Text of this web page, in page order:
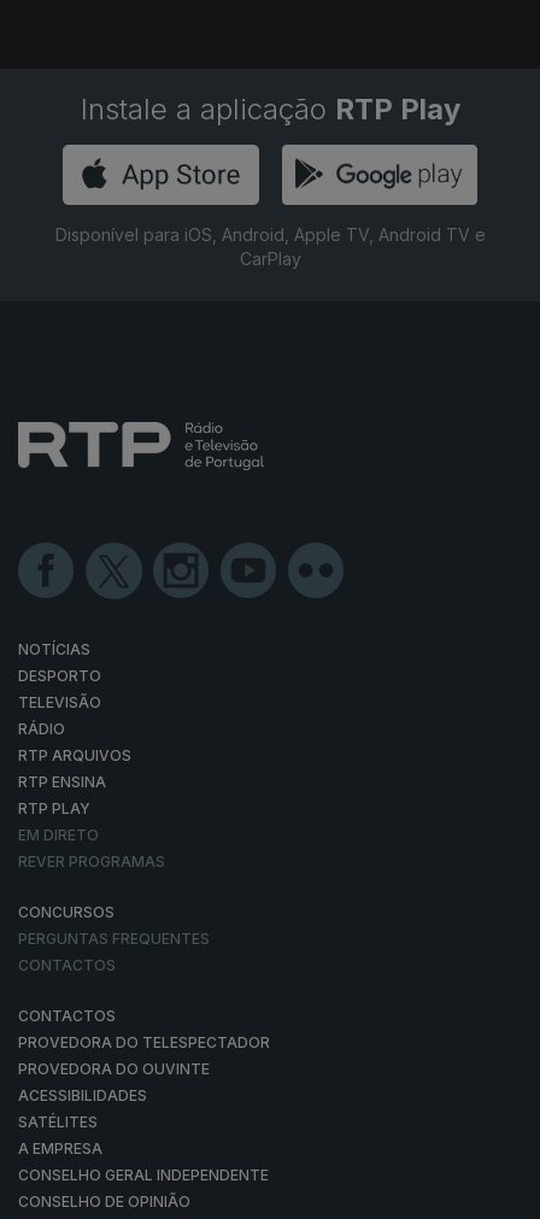
Instale a aplicação RTP Play
Disponível para iOS, Android, Apple TV, Android TV e
CarPlay
NOTÍCIAS
DESPORTO
TELEVISÃO
RÁDIO
RTP ARQUIVOS
RTP ENSINA
RTP PLAY
EM DIRETO
REVER PROGRAMAS
CONCURSOS
PERGUNTAS FREQUENTES
CONTACTOS
CONTACTOS
PROVEDORA DO TELESPECTADOR
PROVEDORA DO OUVINTE
ACESSIBILIDADES
SATÉLITES
A EMPRESA
CONSELHO GERAL INDEPENDENTE
CONSELHO DE OPINIÃO